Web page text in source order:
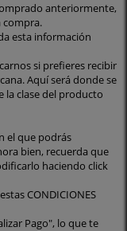
anteriormente,
compra.
esta información
si prefieres recibir
Aquí será donde se
la clase del producto
el que podrás
bien, recuerda que
haciendo click
CONDICIONES
Pago", lo que te